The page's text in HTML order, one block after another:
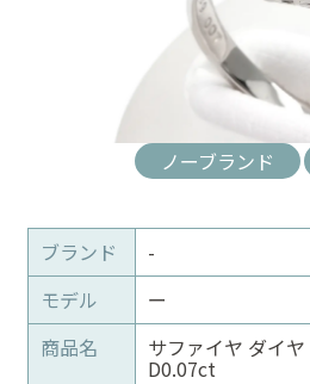
ノーブランド
ブランド
-
モデル
ー
商品名
サファイヤ ダイ
D0.07ct